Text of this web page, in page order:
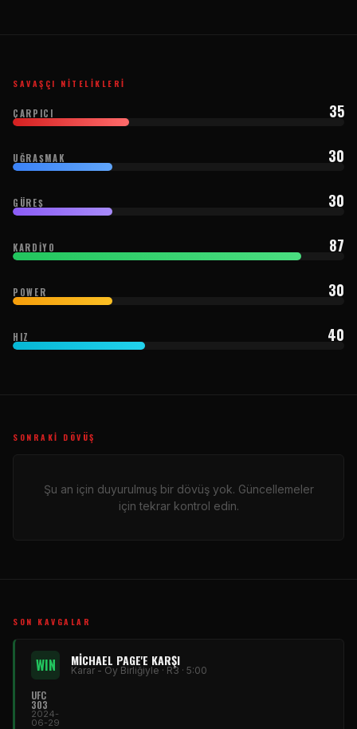
SAVAŞÇI NITELIKLERI
ÇARPICI 35
UĞRAŞMAK 30
GÜREŞ 30
KARDIYO 87
POWER 30
HIZ 40
SONRAKI DÖVÜŞ
Şu an için duyurulmuş bir dövüş yok. Güncellemeler
için tekrar kontrol edin.
SON KAVGALAR
WIN MICHAEL PAGE'E KARŞI
Karar - Oy Birliğiyle · R3 · 5:00
UFC
303
2024-
06-29